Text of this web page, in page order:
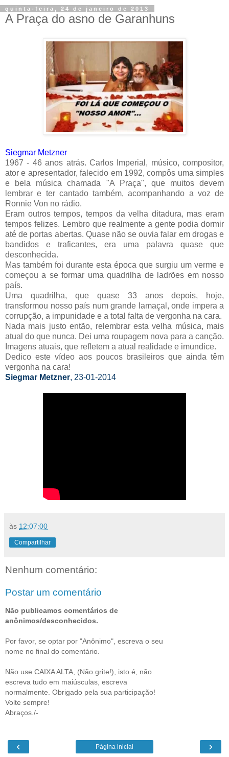
quinta-feira, 24 de janeiro de 2013
A Praça do asno de Garanhuns
Siegmar Metzner
1967 - 46 anos atrás. Carlos Imperial, músico, compositor,
ator e apresentador, falecido em 1992, compôs uma simples
e bela música chamada "A Praça", que muitos devem
lembrar e ter cantado também, acompanhando a voz de
Ronnie Von no rádio.
Eram outros tempos, tempos da velha ditadura, mas eram
tempos felizes. Lembro que realmente a gente podia dormir
até de portas abertas. Quase não se ouvia falar em drogas e
bandidos e traficantes, era uma palavra quase que
desconhecida.
Mas também foi durante esta época que surgiu um verme e
começou a se formar uma quadrilha de ladrões em nosso
país.
Uma quadrilha, que quase 33 anos depois, hoje,
transformou nosso país num grande lamaçal, onde impera a
corrupção, a impunidade e a total falta de vergonha na cara.
Nada mais justo então, relembrar esta velha música, mais
atual do que nunca. Dei uma roupagem nova para a canção.
Imagens atuais, que refletem a atual realidade e imundice.
Dedico este vídeo aos poucos brasileiros que ainda têm
vergonha na cara!
Siegmar Metzner, 23-01-2014
às 12:07:00
Compartilhar
Nenhum comentário:
Postar um comentário
Não publicamos comentários de
anônimos/desconhecidos.
Por favor, se optar por "Anônimo", escreva o seu
nome no final do comentário.
Não use CAIXA ALTA, (Não grite!), isto é, não
escreva tudo em maiúsculas, escreva
normalmente. Obrigado pela sua participação!
Volte sempre!
Abraços./-
‹ ›
Página inicial